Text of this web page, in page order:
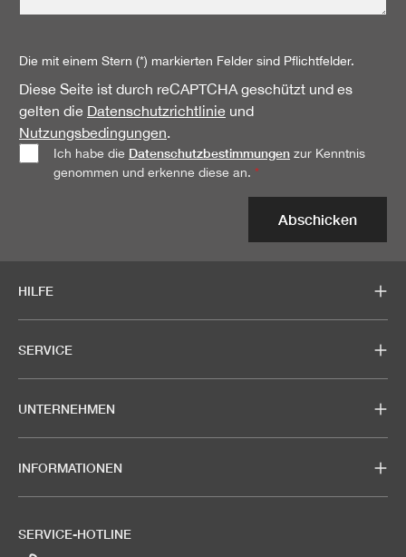
Die mit einem Stern (*) markierten Felder sind Pflichtfelder.
Diese Seite ist durch reCAPTCHA geschützt und es
gelten die Datenschutzrichtlinie und
Nutzungsbedingungen.
Ich habe die Datenschutzbestimmungen zur Kenntnis
genommen und erkenne diese an.*
Abschicken
HILFE
SERVICE
UNTERNEHMEN
INFORMATIONEN
SERVICE-HOTLINE